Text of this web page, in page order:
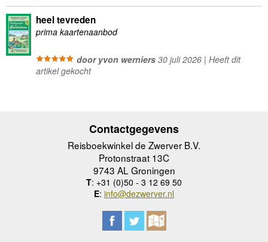
heel tevreden
prima kaartenaanbod
door yvon werniers30 juli 2026 | Heeft dit
artikel gekocht
Contactgegevens
Reisboekwinkel de Zwerver B.V.
Protonstraat 13C
9743 AL Groningen
T: +31 (0)50 - 3 12 69 50
E: info@dezwerver.nl